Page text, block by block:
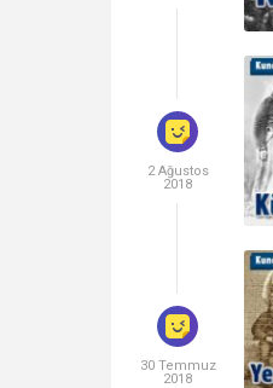
2 Ağustos
2018
30 Temmuz
2018